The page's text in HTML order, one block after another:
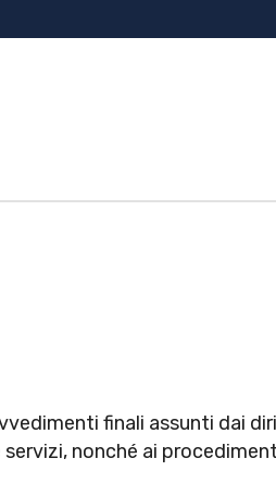
finali assunti dai
nonché ai